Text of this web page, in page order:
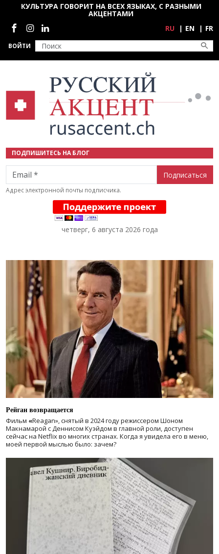
Перейти к основному содержанию
ВОЙТИ
КУЛЬТУРА ГОВОРИТ НА ВСЕХ ЯЗЫКАХ, С РАЗНЫМИ
АКЦЕНТАМИ
Социальные сети
RU EN FR
ПОДПИШИТЕСЬ НА БЛОГ
Email
Адрес электронной почты подписчика.
четверг, 6 августа 2026 года
Рейган возвращается
Фильм «Reagan», снятый в 2024 годурежиссером Шоном
Макнамарой с Деннисом Куэйдом в главной роли, доступен
сейчас на Netflix во многих странах. Когда я увидела его в меню,
моей первой мыслью было: зачем?